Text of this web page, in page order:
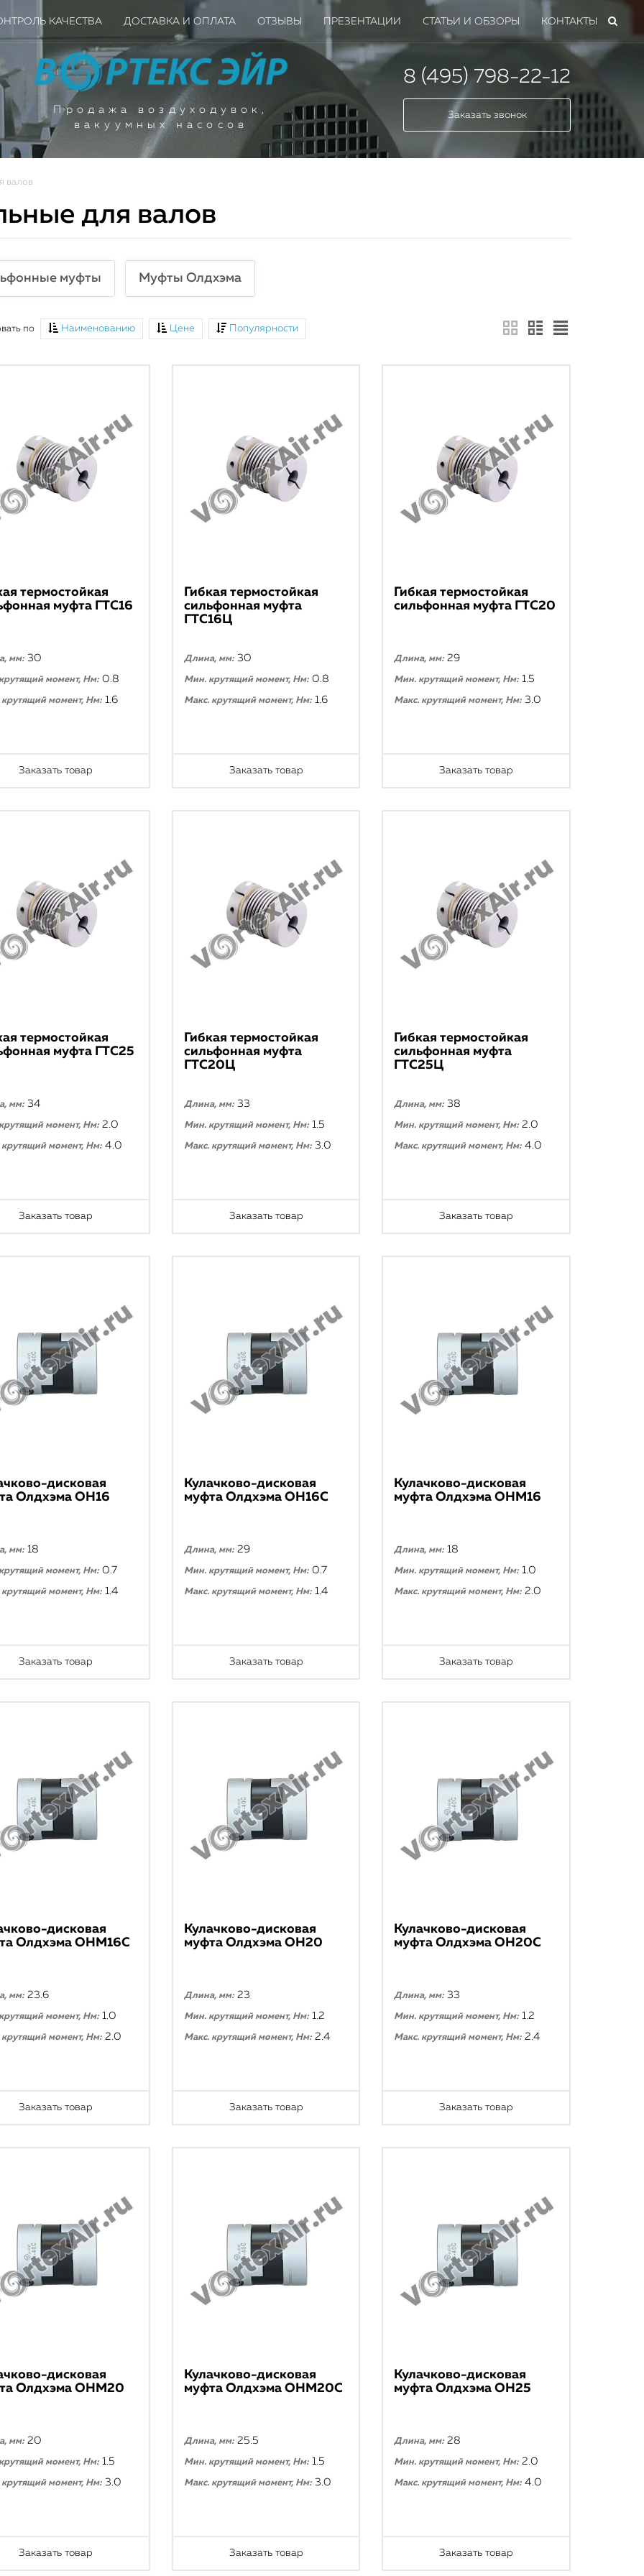
КАЧЕСТВА ДОСТАВКА И ОПЛАТА ОТЗЫВЫ ПРЕЗЕНТАЦИИ СТАТЬИ И ОБЗОРЫ КОНТАКТЫ
поступление вакуумных
насосов для всех
отраслей
Оставить заявку
Продажа воздуходувок,
вакуумных насосов
8 (495) 798-22-12
Заказать звонок
валов
для валов
муфты Муфты Олдхэма
по Наименованию Цене Популярности
термостойкая
муфта ГТС16
мм:30
момент, Нм:0.8
момент, Нм:1.6
Заказать товар
Гибкая термостойкая
сильфонная муфта
ГТС16Ц
Длина, мм:30
Мин. крутящий момент, Нм:0.8
Макс. крутящий момент, Нм:1.6
Заказать товар
Гибкая термостойкая
сильфонная муфта ГТС20
Длина, мм: 29
Мин. крутящий момент, Нм: 1.5
Макс. крутящий момент, Нм: 3.0
Заказать товар
термостойкая
муфта ГТС25
мм:34
момент, Нм:2.0
момент, Нм:4.0
Заказать товар
Гибкая термостойкая
сильфонная муфта
ГТС20Ц
Длина, мм:33
Мин. крутящий момент, Нм:1.5
Макс. крутящий момент, Нм:3.0
Заказать товар
Гибкая термостойкая
сильфонная муфта
ГТС25Ц
Длина, мм: 38
Мин. крутящий момент, Нм: 2.0
Макс. крутящий момент, Нм: 4.0
Заказать товар
дисковая
Олдхэма ОН16
мм:18
момент, Нм:0.7
момент, Нм:1.4
Заказать товар
Кулачково-дисковая
муфта Олдхэма ОН16С
Длина, мм:29
Мин. крутящий момент, Нм:0.7
Макс. крутящий момент, Нм:1.4
Заказать товар
Кулачково-дисковая
муфта Олдхэма ОНМ16
Длина, мм: 18
Мин. крутящий момент, Нм: 1.0
Макс. крутящий момент, Нм: 2.0
Заказать товар
дисковая
Олдхэма ОНМ16С
мм:23.6
момент, Нм:1.0
момент, Нм:2.0
Заказать товар
Кулачково-дисковая
муфта Олдхэма ОН20
Длина, мм:23
Мин. крутящий момент, Нм:1.2
Макс. крутящий момент, Нм:2.4
Заказать товар
Кулачково-дисковая
муфта Олдхэма ОН20С
Длина, мм: 33
Мин. крутящий момент, Нм: 1.2
Макс. крутящий момент, Нм: 2.4
Заказать товар
дисковая
Олдхэма ОНМ20
мм:20
момент, Нм:1.5
момент, Нм:3.0
Заказать товар
Кулачково-дисковая
муфта Олдхэма ОНМ20С
Длина, мм:25.5
Мин. крутящий момент, Нм:1.5
Макс. крутящий момент, Нм:3.0
Заказать товар
Кулачково-дисковая
муфта Олдхэма ОН25
Длина, мм: 28
Мин. крутящий момент, Нм: 2.0
Макс. крутящий момент, Нм: 4.0
Заказать товар